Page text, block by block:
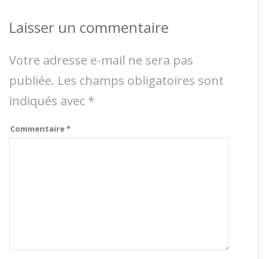
Laisser un commentaire
Votre adresse e-mail ne sera pas
publiée. Les champs obligatoires sont
indiqués avec *
Commentaire*